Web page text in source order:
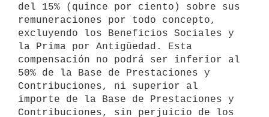
del 15% (quince por ciento) sobre sus
remuneraciones por todo concepto,
excluyendo los Beneficios Sociales y
la Prima por Antigüedad. Esta
compensación no podrá ser inferior al
50% de la Base de Prestaciones y
Contribuciones, ni superior al
importe de la Base de Prestaciones y
Contribuciones, sin perjuicio de los